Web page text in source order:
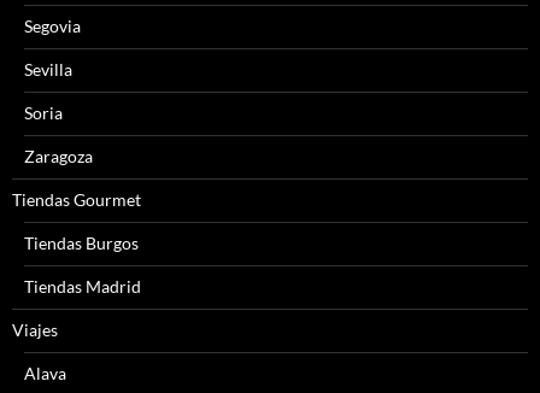
Segovia
Sevilla
Soria
Zaragoza
Tiendas Gourmet
Tiendas Burgos
Tiendas Madrid
Viajes
Alava